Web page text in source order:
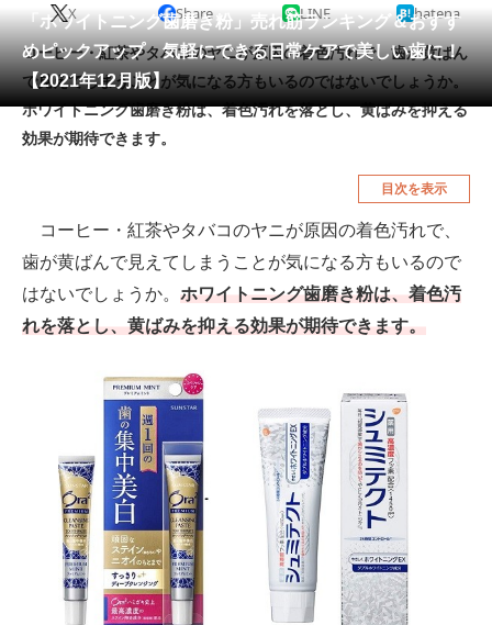
ペット 家電
工具・DIY 本・DVD・CD
生活家電 生活用品
空調・季節家電
釣り具・釣り用品 食品・飲料・お酒
メディア
注目記事を集めた総合ページ
ITの今と未来を見通す
スマホと通信の最新トレンド
進化するPCとデバイスの未来
好きが集まる 比べて選べる
ビジネスと働き方のヒント
「ホワイトニング歯磨き粉」売れ筋ランキング＆おすす
めピックアップ 気軽にできる日常ケアで美しい歯に！
【2021年12月版】
X Share LINE hatena
コーヒー・紅茶やタバコのヤニが原因の着色汚れで、歯が黄ばん
で見えてしまうことが気になる方もいるのではないでしょうか。
ホワイトニング歯磨き粉は、着色汚れを落とし、黄ばみを抑える
効果が期待できます。
目次を表示
コーヒー・紅茶やタバコのヤニが原因の着色汚れで、
歯が黄ばんで見えてしまうことが気になる方もいるので
はないでしょうか。 ホワイトニング歯磨き粉は、着色汚
れを落とし、黄ばみを抑える効果が期待できます。